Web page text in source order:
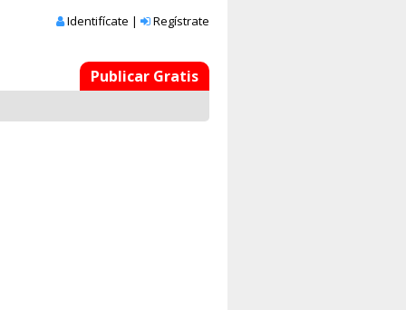
Identifícate | Regístrate
Publicar Gratis